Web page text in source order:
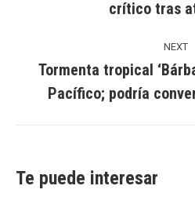
crítico tras
NEXT
Tormenta tropical
Pacífico; podría
Te puede interesar